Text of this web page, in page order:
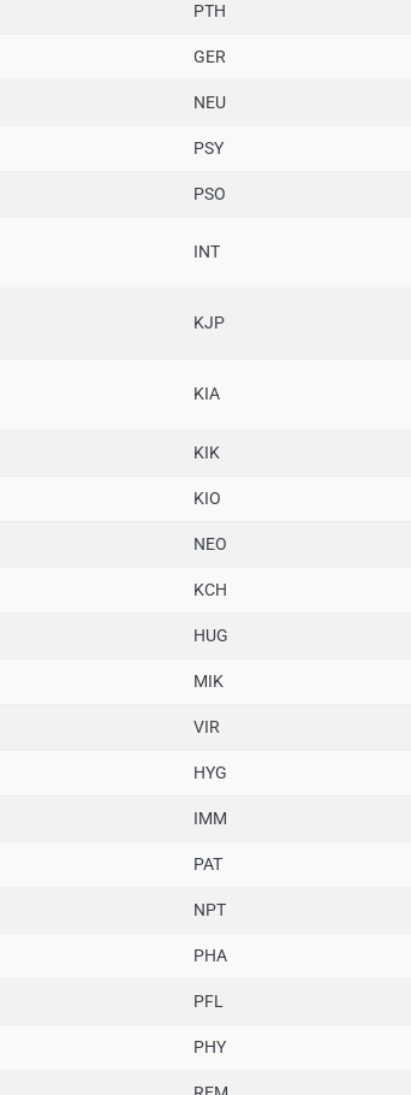
PTH
GER
NEU
PSY
PSO
INT
KJP
KIA
KIK
KIO
NEO
KCH
HUG
MIK
VIR
HYG
IMM
PAT
NPT
PHA
PFL
PHY